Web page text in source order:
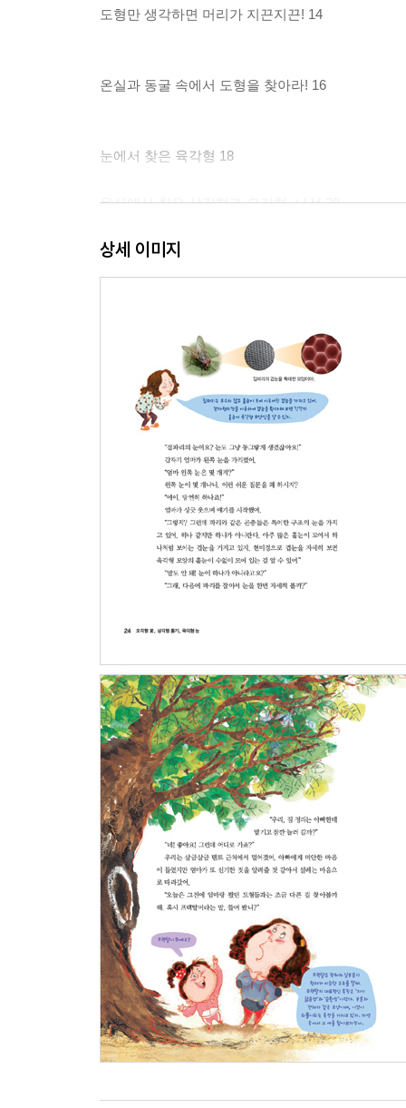
도형만 생각하면 머리가 지끈지끈! 14
온실과 동굴 속에서 도형을 찾아라! 16
눈에서 찾은 육각형 18
온실에서 찾은 삼각형과 오각형, 나선 28
동굴에서 찾은 입체 도형 42
대칭이 뭐지? 70
우리 몸의 대칭과 비대칭 92
음식 속 기하학 110
동물원에서 만난 재미있는 무늬 114
무늬 속 기하학 134
산에서도 기하학을 찾아라! 136
산에 숨은 기하학은 뭘까? 138
미스터리 기하학 150
자연은 멋진 아이디어를 주는 보물창고! 152
《기하학이란?》 점, 선, 면, 부피의 관계를 연구해
상세 이미지